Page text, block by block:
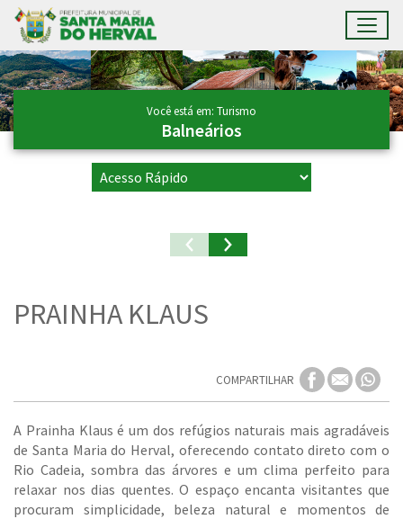
Ir para conteúdo principal
Conteúdo Principal
Você está em: Turismo
Balneários
PRAINHA KLAUS
COMPARTILHAR
A Prainha Klaus é um dos refúgios naturais mais agradáveis
de Santa Maria do Herval, oferecendo contato direto com o
Rio Cadeia, sombra das árvores e um clima perfeito para
relaxar nos dias quentes. O espaço encanta visitantes que
procuram simplicidade, beleza natural e momentos de